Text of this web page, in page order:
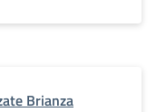
Brianza